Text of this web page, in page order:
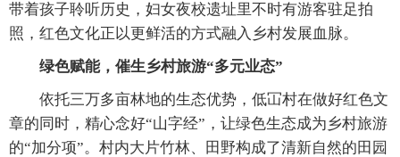
带着孩子聆听历史，妇女夜校遗址里不时有游客驻足拍
照，红色文化正以更鲜活的方式融入乡村发展血脉。
绿色赋能，催生乡村旅游“多元业态”
依托三万多亩林地的生态优势，低冚村在做好红色文
章的同时，精心念好“山字经”，让绿色生态成为乡村旅游
的“加分项”。村内大片竹林、田野构成了清新自然的田园